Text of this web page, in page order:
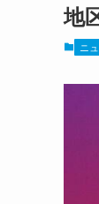
地
ニ